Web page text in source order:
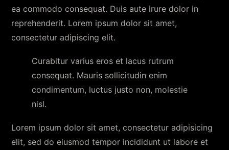
ea commodo consequat. Duis aute irure dolor in
reprehenderit. Lorem ipsum dolor sit amet,
consectetur adipiscing elit.
Curabitur varius eros et lacus rutrum
consequat. Mauris sollicitudin enim
condimentum, luctus justo non, molestie
nisl.
Lorem ipsum dolor sit amet, consectetur adipisicing
elit, sed do eiusmod tempor incididunt ut labore et